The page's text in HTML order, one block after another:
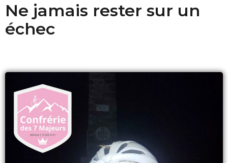
Ne jamais rester sur un
échec